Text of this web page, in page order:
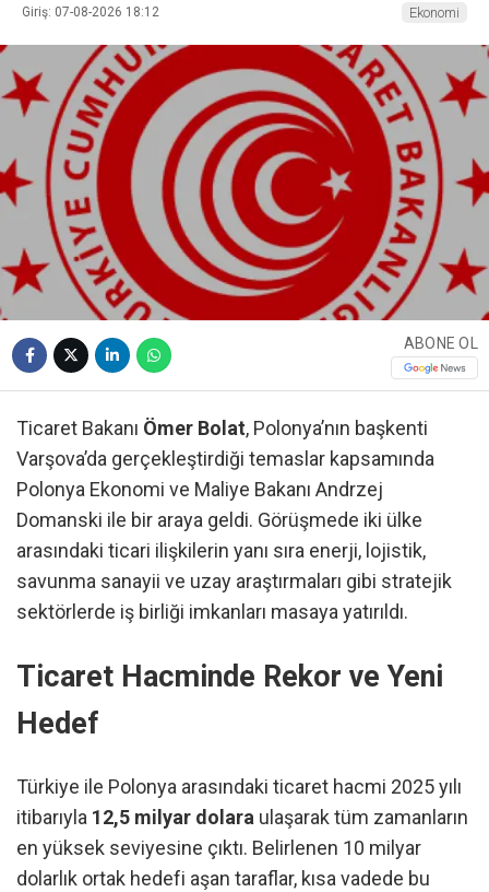
Giriş: 07-08-2026 18:12 Ekonomi
ABONE OL
Ticaret Bakanı Ömer Bolat, Polonya’nın başkenti
Varşova’da gerçekleştirdiği temaslar kapsamında
Polonya Ekonomi ve Maliye Bakanı Andrzej
Domanski ile bir araya geldi. Görüşmede iki ülke
arasındaki ticari ilişkilerin yanı sıra enerji, lojistik,
savunma sanayii ve uzay araştırmaları gibi stratejik
sektörlerde iş birliği imkanları masaya yatırıldı.
Ticaret Hacminde Rekor ve Yeni
Hedef
Türkiye ile Polonya arasındaki ticaret hacmi 2025 yılı
itibarıyla 12,5 milyar dolara ulaşarak tüm zamanların
en yüksek seviyesine çıktı. Belirlenen 10 milyar
dolarlık ortak hedefi aşan taraflar, kısa vadede bu